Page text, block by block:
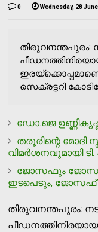
0 Wednesday, 28
തിരുവനന്തപുരം:
സെക്രട്ടറി
ഡോ.ജെ
തരൂരിന്റെ മോദി
വിമര്‍ശനവുമായി
ജോസഫും
ഇടപെടും, ജോസഫ്
തിരുവനന്തപുരം: